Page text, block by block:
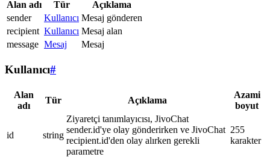
Alan adı Tür
Açıklama
sender
Kullanıcı Mesaj gönderen
recipient Kullanıcı Mesaj alan
message Mesaj Mesaj
Kullanıcı#
Alan
adı
Tür Açıklama
Azami
boyut
id string
Ziyaretçi tanımlayıcısı, JivoChat
sender.id'ye olay gönderirken ve JivoChat
recipient.id'den olay alırken gerekli
parametre
255
karakter